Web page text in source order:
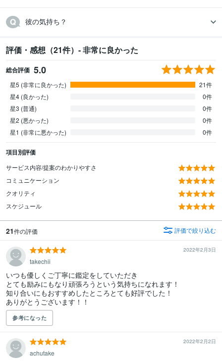
彼の気持ち？
評価・感想（21件）- 非常に良かった
総合評価 5.0
星5 (非常に良かった)
21件
星4 (良かった)
0件
星3 (普通)
0件
星2 (悪かった)
0件
星1 (非常に悪かった)
0件
項目別評価
サービス内容/提案のわかりやすさ
コミュニケーション
クオリティ
スケジュール
21件の評価 評価で絞り込む
2022年2月3日
takechii
いつも優しくご丁寧に鑑定をしていただき
とても励みにもなり頑張ろうという気持ちになれます！
知り合いにもおすすめしたところとても好評でした！
ありがとうございます！！
参考になった
2022年2月2日
achutake